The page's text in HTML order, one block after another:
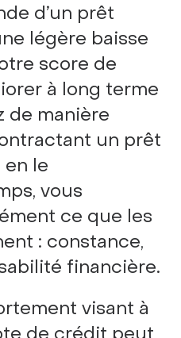
d’un prêt
légère baisse
score de
à long terme
de manière
un prêt
le
vous
ce que les
: constance,
financière.
visant à